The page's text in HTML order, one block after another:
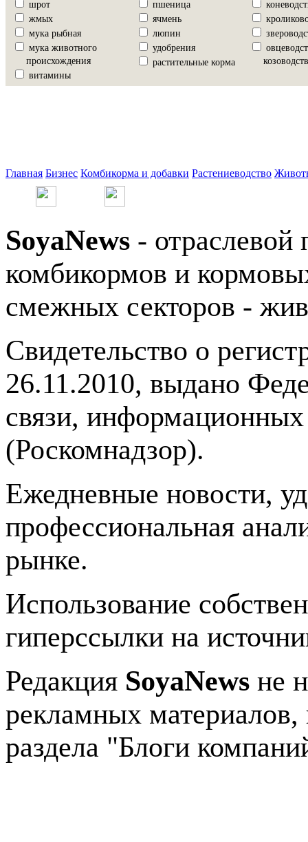
шрот
жмых
мука рыбная
мука животного
происхождения
витамины
пшеница
ячмень
люпин
удобрения
растительные корма
Главная Бизнес Комбикорма и добавки Растениеводство
SoyaNews - отраслевой
комбикормов и
смежных секторов -
Свидетельство о
26.11.2010, выдано
связи,
(Роскомнадзор).
Ежедневные новости,
профессиональная
рынке.
Использование
гиперссылки на
Редакция SoyaNews не
рекламных
раздела "Блоги